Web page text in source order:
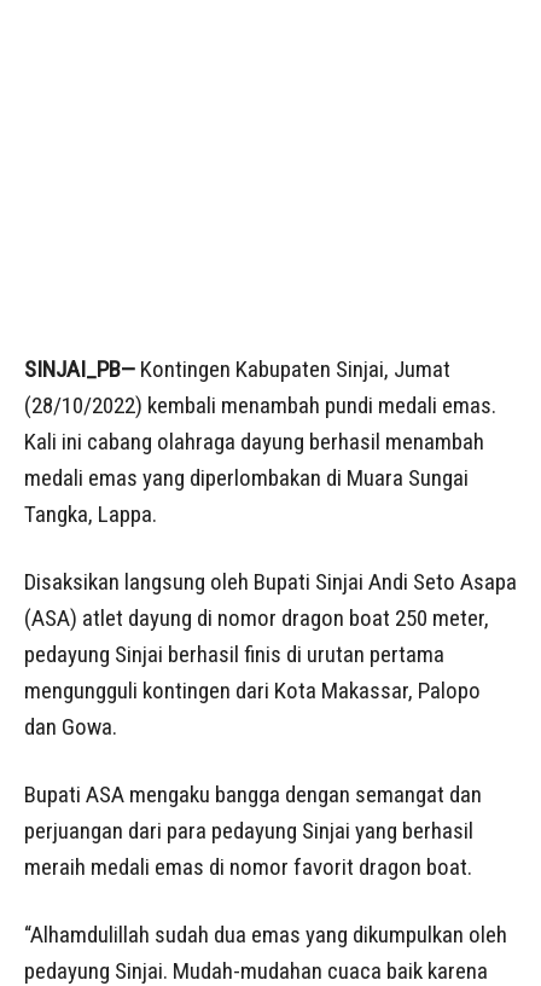
SINJAI_PB— Kontingen Kabupaten Sinjai, Jumat
(28/10/2022) kembali menambah pundi medali emas.
Kali ini cabang olahraga dayung berhasil menambah
medali emas yang diperlombakan di Muara Sungai
Tangka, Lappa.
Disaksikan langsung oleh Bupati Sinjai Andi Seto Asapa
(ASA) atlet dayung di nomor dragon boat 250 meter,
pedayung Sinjai berhasil finis di urutan pertama
mengungguli kontingen dari Kota Makassar, Palopo
dan Gowa.
Bupati ASA mengaku bangga dengan semangat dan
perjuangan dari para pedayung Sinjai yang berhasil
meraih medali emas di nomor favorit dragon boat.
“Alhamdulillah sudah dua emas yang dikumpulkan oleh
pedayung Sinjai. Mudah-mudahan cuaca baik karena